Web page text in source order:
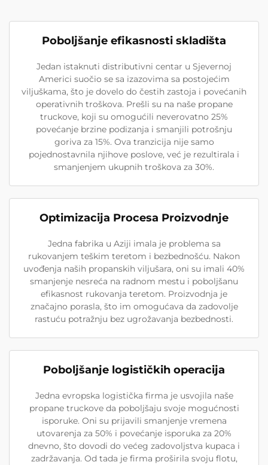
Poboljšanje efikasnosti skladišta
Jedan istaknuti distributivni centar u Sjevernoj
Americi suočio se sa izazovima sa postojećim
viljuškama, što je dovelo do čestih zastoja i povećanih
operativnih troškova. Prešli su na naše propane
truckove, koji su omogućili neverovatno 25%
povećanje brzine podizanja i smanjili potrošnju
goriva za 15%. Ova tranzicija nije samo
pojednostavnila njihove poslove, već je rezultirala i
smanjenjem ukupnih troškova za 30%.
Optimizacija Procesa Proizvodnje
Jedna fabrika u Aziji imala je problema sa
rukovanjem teškim teretom i bezbednošću. Nakon
uvođenja naših propanskih viljušara, oni su imali 40%
smanjenje nesreća na radnom mestu i poboljšanu
efikasnost rukovanja teretom. Proizvodnja je
značajno porasla, što im omogućava da zadovolje
rastuću potražnju bez ugrožavanja bezbednosti.
Poboljšanje logističkih operacija
Jedna evropska logistička firma je usvojila naše
propane truckove da poboljšaju svoje mogućnosti
isporuke. Oni su prijavili smanjenje vremena
utovarenja za 50% i povećanje isporuka za 20%
dnevno, što dovodi do većeg zadovoljstva kupaca i
zadržavanja. Od tada je firma proširila svoju flotu,